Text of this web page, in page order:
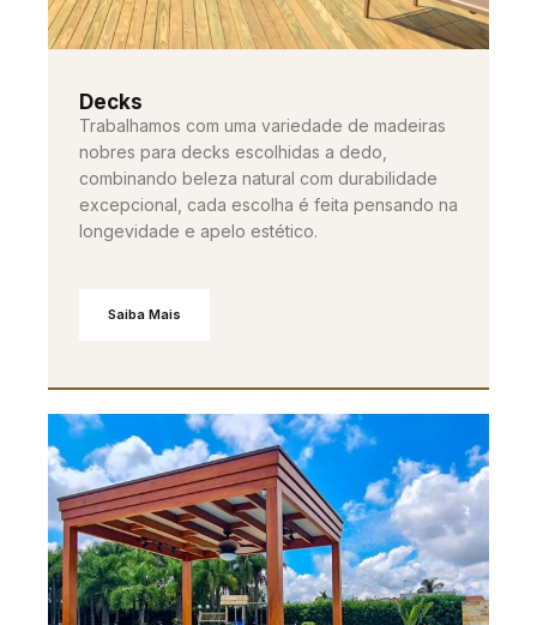
Decks
Trabalhamos com uma variedade de madeiras
nobres para decks escolhidas a dedo,
combinando beleza natural com durabilidade
excepcional, cada escolha é feita pensando na
longevidade e apelo estético.
Saiba Mais